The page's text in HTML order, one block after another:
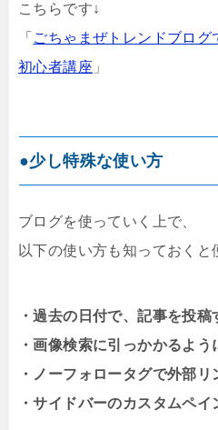
こちらです↓
「 ごちゃまぜトレンドブロ
初心者講座 」
●少し特殊な使い方
ブログを使っていく上で、
以下の使い方も知っておくと
・過去の日付で、記事を投稿
・画像検索に引っかかるよう
・ノーフォロータグで外部リ
・サイドバーのカスタムペイ